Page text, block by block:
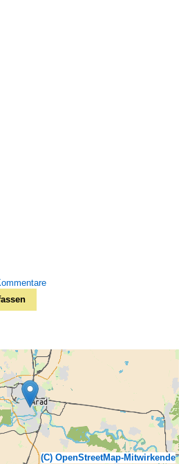
(C) OpenStreetMap-Mitwirkende